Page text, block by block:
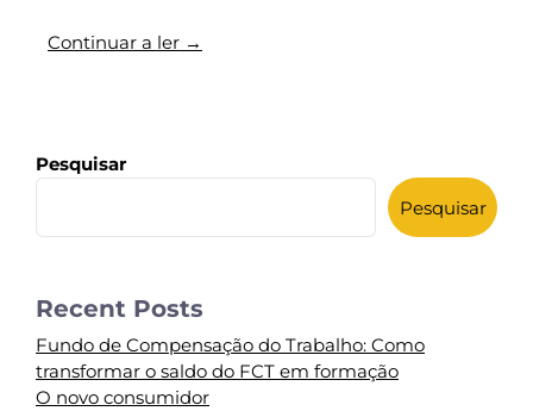
Continuar a ler →
Pesquisar
Pesquisar
Recent Posts
Fundo de Compensação do Trabalho: Como
transformar o saldo do FCT em formação
O novo consumidor